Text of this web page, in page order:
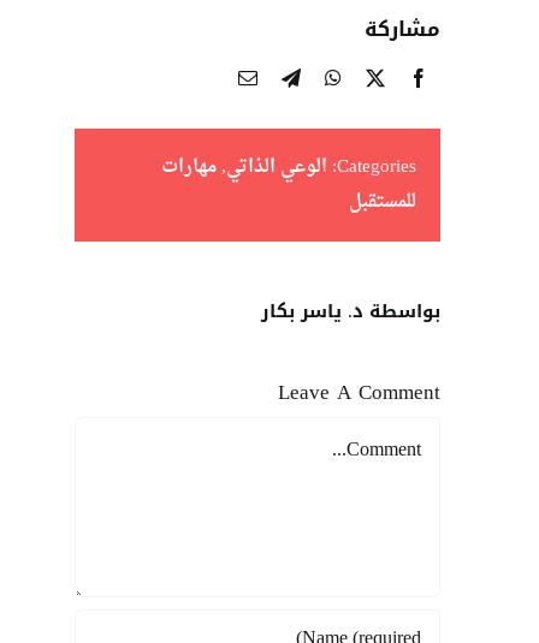
مشاركة
Categories: الوعي الذاتي,مهارات
للمستقبل
بواسطة د. ياسر بكار
Leave A Comment
Comment